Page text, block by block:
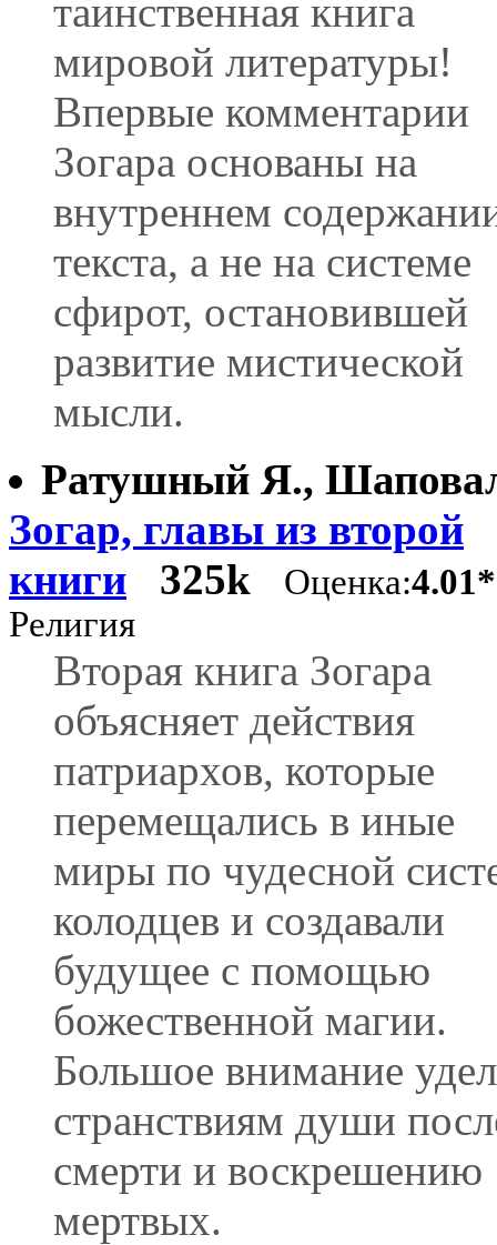
таинственная книга
мировой литературы!
Впервые комментарии
Зогара основаны на
внутреннем
текста, а не на системе
сфирот, остановившей
развитие мистической
мысли.
Ратушный Я.,
Зогар, главы из второй
книги
325k Оценка:
Религия
Вторая книга Зогара
объясняет действия
патриархов, которые
перемещались в иные
миры по чудесной
колодцев и создавали
будущее с помощью
божественной магии.
Большое внимание
странствиям души
смерти и воскрешению
мертвых.